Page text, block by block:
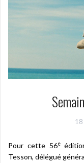
Pour cette 56e
Tesson, délégué